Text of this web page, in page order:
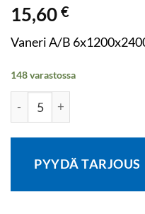
15,60 €
Vaneri A/B
148 varastossa
Vaneri A/B 6x1200x2400
PYYDÄ TARJOUS